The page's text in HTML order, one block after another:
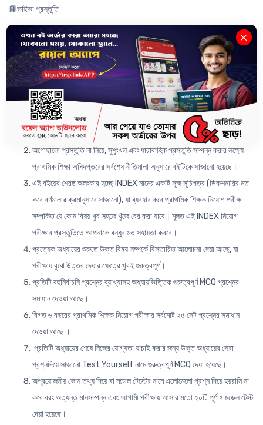
📙ভাইভা প্রস্তুতি
✍️ বইটির অনন্য বৈশিষ্ট্যসমূহ:
-------------------------
প্রাথমিক শিক্ষক নিয়োগ পরীক্ষায় সফলতার জন্য অপরিহার্য গাইড।
অগোছালো প্রস্তুতি না নিয়ে, সুশৃংখল এবং ধারাবাহিক প্রস্তুতি সম্পন্ন করার লক্ষ্যে
প্রাথমিক শিক্ষা অধিদপ্তরের সর্বশেষ নীতিমালা অনুসারে বইটিকে সাজানো হয়েছে।
এই বইয়ের শ্রেষ্ঠ অলংকার হচ্ছে INDEX নামের একটি সূক্ষ্ম সূচিপত্র (ডিকশনারির মত
করে বর্ণমালার ক্রমানুসারে সাজানো), যা ব্যবহার করে প্রাথমিক শিক্ষক নিয়োগ পরীক্ষা
সম্পর্কিত যে কোন বিষয় খুব সহজে খুঁজে বের করা যাবে। মূলত এই INDEX নিয়োগ
পরীক্ষার প্রস্তুতিতে আপনাকে বন্ধুর মত সহায়তা করবে।
প্রত্যেক অধ্যায়ের শুরুতে উক্ত বিষয় সম্পর্কে বিস্তারিত আলোচনা দেয়া আছে, যা
পরীক্ষায় বুঝে উত্তর দেয়ার ক্ষেত্রে খুবই গুরুত্বপূর্ণ।
প্রতিটি বহুনির্বাচনি প্রশ্নের ব্যাখ্যাসহ অধ্যায়ভিত্তিক গুরুত্বপূর্ণ MCQ প্রশ্নের
সমাধান দেওয়া আছে।
বিগত ৬ বছরের প্রাথমিক শিক্ষক নিয়োগ পরীক্ষার সর্বমোট ২৫ সেট প্রশ্নের সমাধান
দেওয়া আছে ।
প্রতিটি অধ্যায়ের শেষে নিজের যোগ্যতা যাচাই করার জন্য উক্ত অধ্যায়ের সেরা
প্রশ্নদিয়ে সাজানো Test Yourself নামে গুরুত্বপূর্ণ MCQ দেয়া হয়েছে।
অপ্রয়োজনীয় কোন তথ্য দিয়ে বা মডেল টেস্টের নামে এলোমেলো প্রশ্ন দিয়ে হয়রানি না
করে বরং অত্যন্ত মানসম্পন্ন এবং আগামী পরীক্ষায় আসার মতো ২০টি পূর্ণাঙ্গ মডেল টেস্ট
দেয়া হয়েছে।